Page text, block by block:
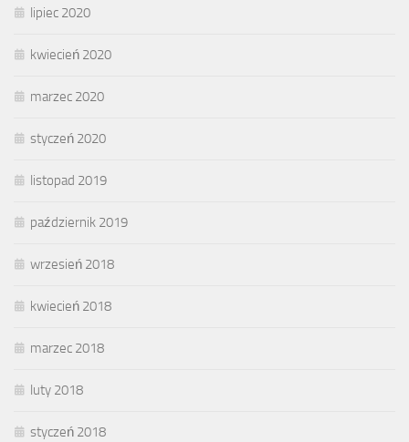
lipiec 2020
kwiecień 2020
marzec 2020
styczeń 2020
listopad 2019
październik 2019
wrzesień 2018
kwiecień 2018
marzec 2018
luty 2018
styczeń 2018